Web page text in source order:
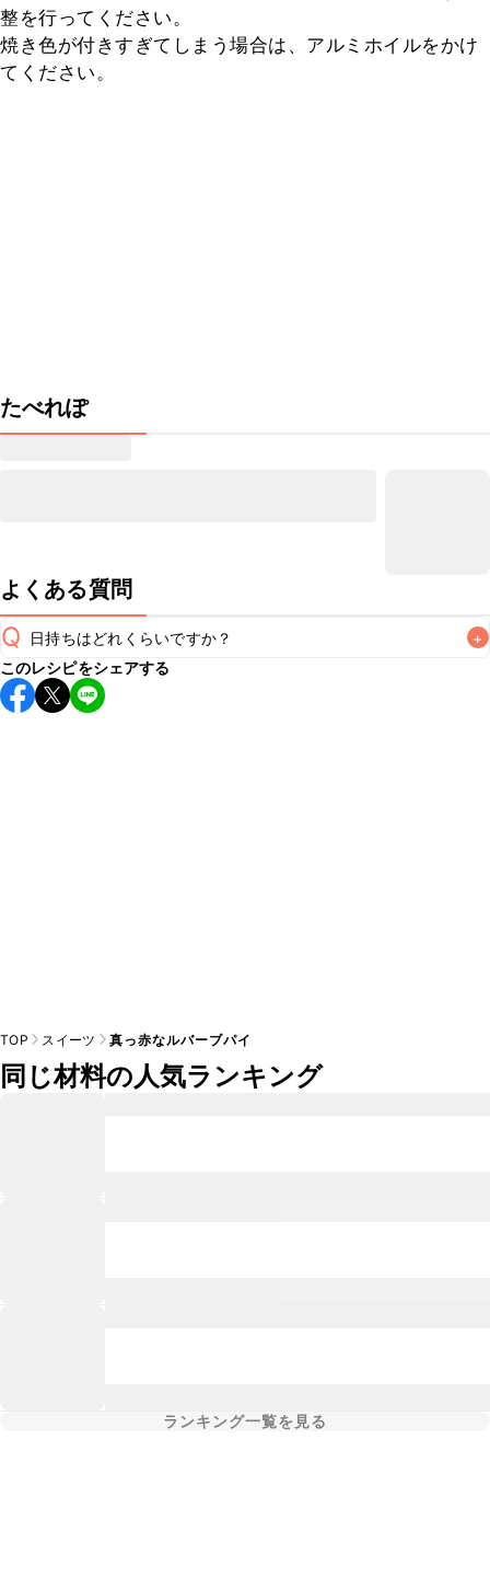
整を行ってください。
焼き色が付きすぎてしまう場合は、アルミホイルをかけ
てください。
たべれぽ
よくある質問
Q 日持ちはどれくらいですか？ +
保存期間は冷蔵で当日中が目安です。なるべくお早めにお召
し上がりください。
このレシピをシェアする
TOP スイーツ 真っ赤なルバーブパイ
同じ材料の人気ランキング
ランキング一覧を見る